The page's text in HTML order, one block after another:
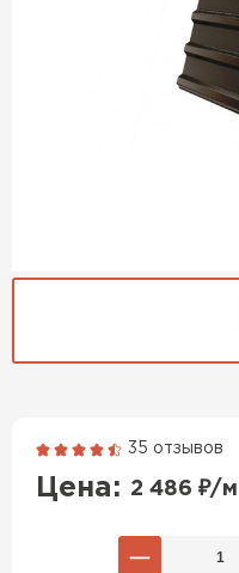
35 отзывов
Цена: 2 486 ₽/м